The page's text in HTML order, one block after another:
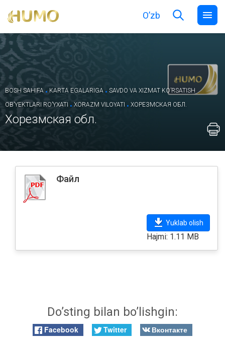
O’zb
BOSH SAHIFA . KARTA EGALARIGA . SAVDO VA XIZMAT KOʼRSATISH
OBʼYEKTLARI ROʼYXATI . XORAZM VILOYATI . ХОРЕЗМСКАЯ ОБЛ.
Хорезмская обл.
Файл
Yuklab olish
Hajmi: 1.11 MB
Do’sting bilan bo’lishgin:
Facebook Twitter
Вконтакте